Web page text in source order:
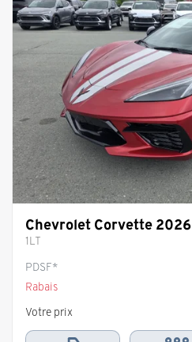
Chevrolet Corvette 2026
1LT
PDSF*
Rabais
Votre prix